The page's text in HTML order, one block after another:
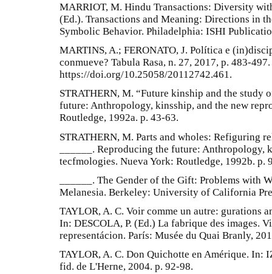
MARRIOT, M. Hindu Transactions: Diversity
(Ed.). Transactions and Meaning: Directions in
Symbolic Behavior. Philadelphia: ISHI
MARTINS, A.; FERONATO, J. Política e
conmueve? Tabula Rasa, n. 27, 2017, p. 483-497.
https://doi.org/10.25058/20112742.461.
STRATHERN, M. “Future kinship and the study
future: Anthropology, kinsship, and the new
Routledge, 1992a. p. 43-63.
STRATHERN, M. Parts and wholes: Refiguring
______. Reproducing the future:
tecfmologies. Nueva York: Routledge, 1992b. p.
______. The Gender of the Gift: Problems with
Melanesia. Berkeley: University of California
TAYLOR, A. C. Voir comme un autre: gurations
In: DESCOLA, P. (Ed.) La fabrique des images.
representácion. París: Musée du Quai Branly,
TAYLOR, A. C. Don Quichotte en Amérique. In:
fid. de L'Herne, 2004. p. 92-98.